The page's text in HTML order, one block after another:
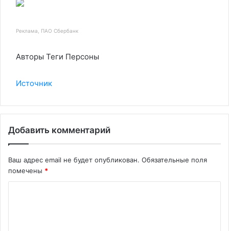
Реклама, ПАО Сбербанк
Авторы Теги Персоны
Источник
Добавить комментарий
Ваш адрес email не будет опубликован. Обязательные поля
помечены *